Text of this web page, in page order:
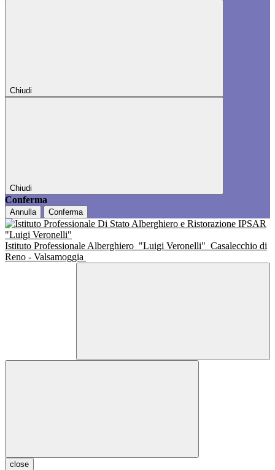
Chiudi
Chiudi
Conferma
Annulla Conferma
Istituto Professionale Alberghiero "Luigi Veronelli" Casalecchio di
Reno - Valsamoggia
close